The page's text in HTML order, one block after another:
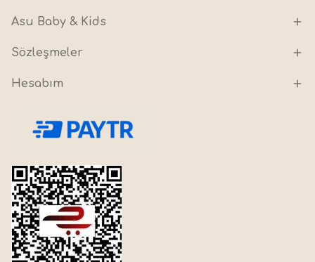
Asu Baby & Kids
Sözleşmeler
Hesabım